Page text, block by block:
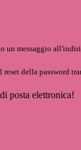
un messaggio
della password
posta elettronica!